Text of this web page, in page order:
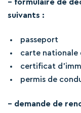
– formulaire de
suivants :
passeport
carte nationale
certificat
permis de
– demande de